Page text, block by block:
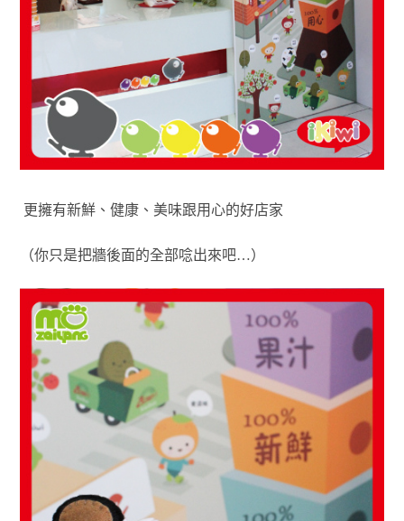
更擁有新鮮、健康、美味跟用心的好店家
（你只是把牆後面的全部唸出來吧…）